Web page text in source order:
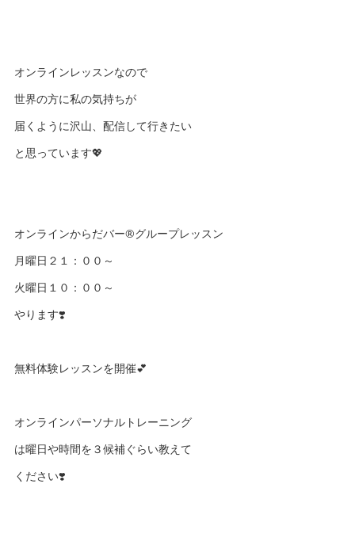
オンラインレッスンなので
世界の方に私の気持ちが
届くように沢山、配信して行きたい
と思っています💖
オンラインからだバー®️グループレッスン
月曜日２１：００～
火曜日１０：００～
やります❣️
無料体験レッスンを開催💕
オンラインパーソナルトレーニング
は曜日や時間を３候補ぐらい教えて
ください❣️